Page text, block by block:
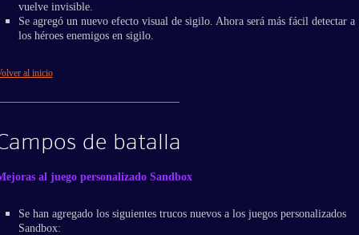
vuelve invisible.
Se agregó un nuevo efecto visual de sigilo. Ahora será más fácil detectar a
los héroes enemigos en sigilo.
al inicio
de batalla
al juego personalizado Sandbox
Se han agregado los siguientes trucos nuevos a los juegos personalizados
Sandbox: